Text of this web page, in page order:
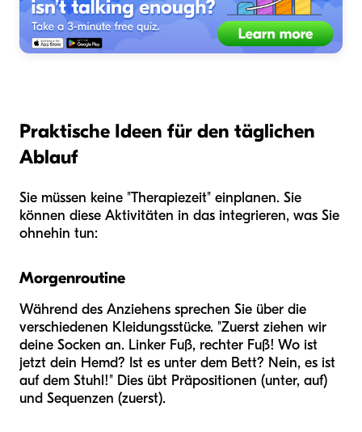
Praktische Ideen für den täglichen
Ablauf
Sie müssen keine "Therapiezeit" einplanen. Sie
können diese Aktivitäten in das integrieren, was Sie
ohnehin tun:
Morgenroutine
Während des Anziehens sprechen Sie über die
verschiedenen Kleidungsstücke. "Zuerst ziehen wir
deine Socken an. Linker Fuß, rechter Fuß! Wo ist
jetzt dein Hemd? Ist es unter dem Bett? Nein, es ist
auf dem Stuhl!" Dies übt Präpositionen (unter, auf)
und Sequenzen (zuerst).